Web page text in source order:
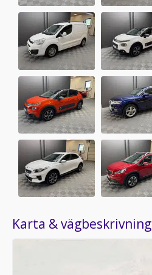
Karta & vägbeskrivning